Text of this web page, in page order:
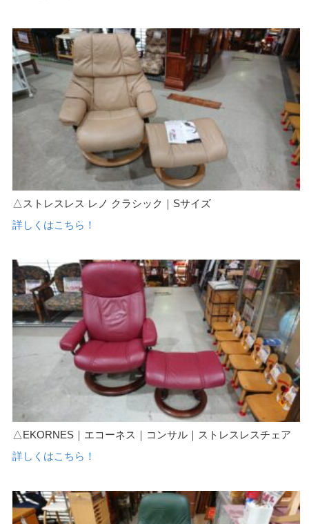
△ストレスレス レノ クラシック｜Sサイズ
詳しくはこちら！
△EKORNES｜エコーネス｜コンサル｜ストレスレスチェア
詳しくはこちら！